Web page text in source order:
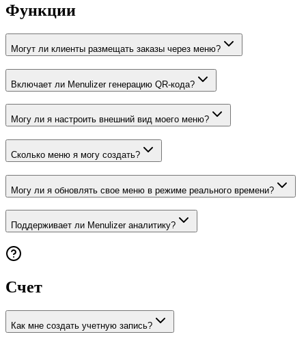
Функции
Могут ли клиенты размещать заказы через меню?
Включает ли Menulizer генерацию QR-кода?
Могу ли я настроить внешний вид моего меню?
Сколько меню я могу создать?
Могу ли я обновлять свое меню в режиме реального времени?
Поддерживает ли Menulizer аналитику?
Счет
Как мне создать учетную запись?